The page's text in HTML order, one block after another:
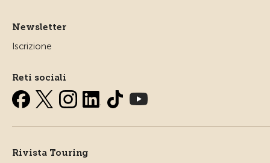
Newsletter
Iscrizione
Reti sociali
Rivista Touring